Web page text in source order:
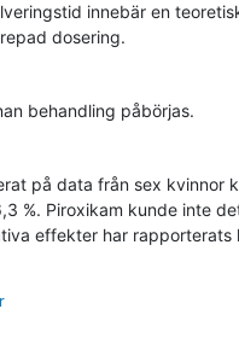
innebär en
dosering.
behandling påbörjas.
på data från sex kvinnor
%. Piroxikam kunde inte
effekter har rapporterats